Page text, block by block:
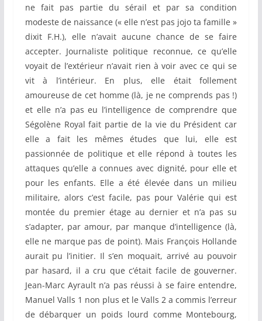
ne fait pas partie du sérail et par sa condition
modeste de naissance (« elle n’est pas jojo ta famille »
dixit F.H.), elle n’avait aucune chance de se faire
accepter. Journaliste politique reconnue, ce qu’elle
voyait de l’extérieur n’avait rien à voir avec ce qui se
vit à l’intérieur. En plus, elle était follement
amoureuse de cet homme (là, je ne comprends pas !)
et elle n’a pas eu l’intelligence de comprendre que
Ségolène Royal fait partie de la vie du Président car
elle a fait les mêmes études que lui, elle est
passionnée de politique et elle répond à toutes les
attaques qu’elle a connues avec dignité, pour elle et
pour les enfants. Elle a été élevée dans un milieu
militaire, alors c’est facile, pas pour Valérie qui est
montée du premier étage au dernier et n’a pas su
s’adapter, par amour, par manque d’intelligence (là,
elle ne marque pas de point). Mais François Hollande
aurait pu l’initier. Il s’en moquait, arrivé au pouvoir
par hasard, il a cru que c’était facile de gouverner.
Jean-Marc Ayrault n’a pas réussi à se faire entendre,
Manuel Valls 1 non plus et le Valls 2 a commis l’erreur
de débarquer un poids lourd comme Montebourg,